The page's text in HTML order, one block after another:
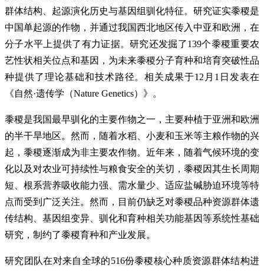
群体结构、起源演化历史与基因组驯化特征。研究证实黍稷是
中国单起源的作物，并通过我国西北地区传入中亚和欧洲，在
分子水平上提供了有力证据。研究还发掘了139个黍稷重要农
艺性状相关位点和基因，为未来黍稷分子育种和培育突破性品
种提供了理论基础和技术路径。相关成果于12月1日发表在
《自然·遗传学（Nature Genetics）》。
黍稷是我国最早驯化的主要作物之一，主要种植于亚洲和欧洲
的半干旱地区。然而，随着水稻、小麦和玉米等主粮作物的兴
起，黍稷逐渐成为非主要农作物。近年来，随着气候环境的变
化以及对农业可持续性与粮食安全的关切，黍稷因其生长周期
短、根系营养吸收能力强、需水量少、适应盐碱胁迫环境等特
点而受到广泛关注。然而，目前仍缺乏对黍稷品种资源群体遗
传结构、基因组变异、驯化和育种相关功能基因等系统性基础
研究，制约了黍稷育种和产业发展。
研究团队在对来自全球的516份黍稷核心种质资源群体结构进